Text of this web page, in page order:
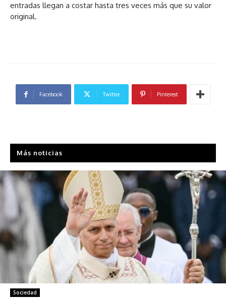
entradas llegan a costar hasta tres veces más que su valor
original.
Facebook Twitter Pinterest
Más noticias
Sociedad